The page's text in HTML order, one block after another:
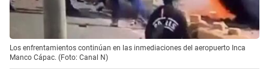
Los enfrentamientos continúan en las inmediaciones del aeropuerto Inca
Manco Cápac. (Foto: Canal N)